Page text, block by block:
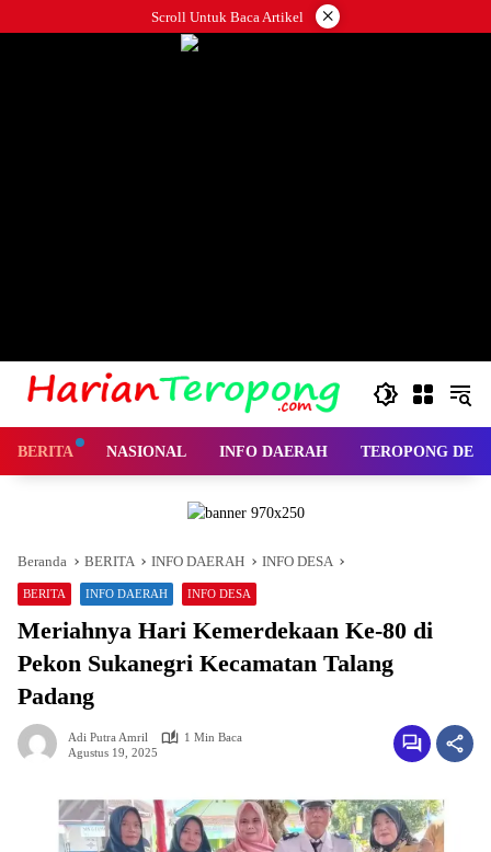
ke
Scroll Untuk Baca Artikel ×
BERITA NASIONAL INFO DAERAH TEROPONG
Beranda BERITA INFO DAERAH INFO DESA
BERITA INFO DAERAH INFO DESA
Meriahnya Hari Kemerdekaan Ke-80 di
Pekon Sukanegri Kecamatan Talang
Padang
Adi Putra Amril
1 Min Baca
Agustus 19, 2025